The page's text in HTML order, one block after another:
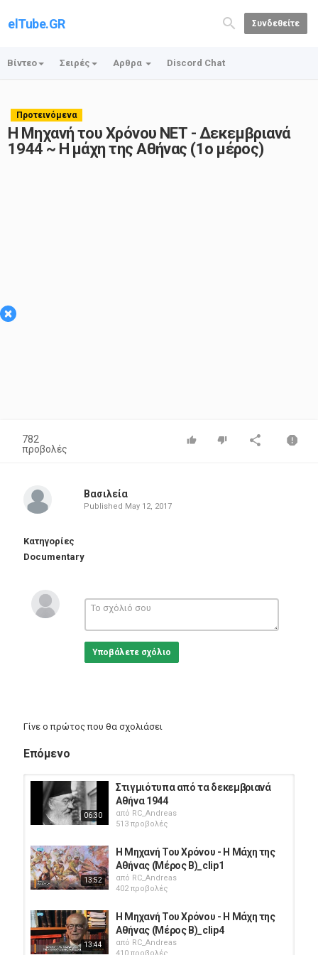
elTube.GR Συνδεθείτε
Βίντεο Σειρές Αρθρα Discord Chat
Προτεινόμενα
Η Μηχανή του Χρόνου ΝΕΤ - Δεκεμβριανά
1944 ~ Η μάχη της Αθήνας (1ο μέρος)
×
782
προβολές
Βασιλεία
Published May 12, 2017
Κατηγορίες
Documentary
Υποβάλετε σχόλιο
Γίνε ο πρώτος που θα σχολιάσει
Επόμενο
06:30
Στιγμιότυπα από τα δεκεμβριανά
Αθήνα 1944
από RC_Andreas
513 προβολές
13:52
Η Μηχανή Του Χρόνου - Η Μάχη της
Αθήνας (Μέρος Β)_clip1
από RC_Andreas
402 προβολές
13:44
Η Μηχανή Του Χρόνου - Η Μάχη της
Αθήνας (Μέρος Β)_clip4
από RC_Andreas
410 προβολές